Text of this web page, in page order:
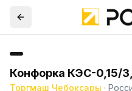
Конфорка КЭС-0,15/
Торгмаш Чебоксары ·